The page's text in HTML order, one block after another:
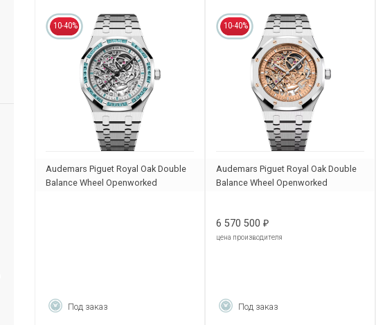
10-40%
Audemars Piguet Royal Oak Double
Balance Wheel Openworked
Под заказ
10-40%
Audemars Piguet Royal Oak Double
Balance Wheel Openworked
6 570 500 ₽
цена производителя
Под заказ